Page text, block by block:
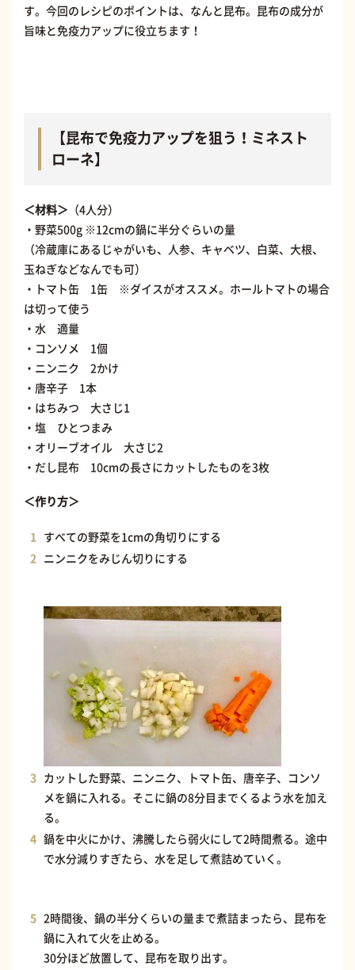
す。今回のレシピのポイントは、なんと昆布。昆布の成分が
旨味と免疫力アップに役立ちます！
【昆布で免疫力アップを狙う！ミネスト
ローネ】
＜材料＞ （4人分）
・野菜500g ※12cmの鍋に半分ぐらいの量
（冷蔵庫にあるじゃがいも、人参、キャベツ、白菜、大根、
玉ねぎなどなんでも可）
・トマト缶 1缶 ※ダイスがオススメ。ホールトマトの場合
は切って使う
・水 適量
・コンソメ 1個
・ニンニク 2かけ
・唐辛子 1本
・はちみつ 大さじ1
・塩 ひとつまみ
・オリーブオイル 大さじ2
・だし昆布 10cmの長さにカットしたものを3枚
＜作り方＞
すべての野菜を1cmの角切りにする
ニンニクをみじん切りにする
カットした野菜、ニンニク、トマト缶、唐辛子、コンソ
メを鍋に入れる。そこに鍋の8分目までくるよう水を加え
る。
鍋を中火にかけ、沸騰したら弱火にして2時間煮る。途中
で水分減りすぎたら、水を足して煮詰めていく。
2時間後、鍋の半分くらいの量まで煮詰まったら、昆布を
鍋に入れて火を止める。
30分ほど放置して、昆布を取り出す。